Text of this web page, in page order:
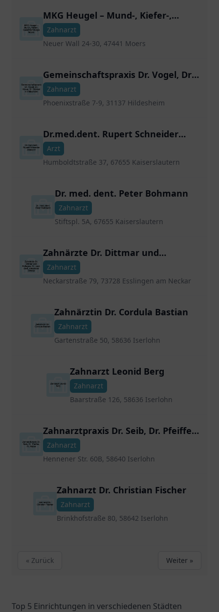
MKG Heugel – Mund-, Kiefer-,
Gesichtschirurgie Moers
Zahnarzt
Neuer Wall 24-30, 47441 Moers
Gemeinschaftspraxis Dr. Vogel, Dr.
Klaue, Dr. Stünkel in Hildesheim
Zahnarzt
Phoenixstraße 7-9, 31137 Hildesheim
Dr.med.dent. Rupert Schneider
Zahnarzt
Arzt
Humboldtstraße 37, 67655 Kaiserslautern
Dr. med. dent. Peter Bohmann
Zahnarzt
Stiftspl. 5A, 67655 Kaiserslautern
Zahnärzte Dr. Dittmar und
Kollegen, Dr. med. dent. Alexander
Dittmar
Zahnarzt
Neckarstraße 79, 73728 Esslingen am Neckar
Zahnärztin Dr. Cordula Bastian
Zahnarzt
Gartenstraße 50, 58636 Iserlohn
Zahnarzt Leonid Berg
Zahnarzt
Baarstraße 126, 58636 Iserlohn
Zahnarztpraxis Dr. Seib, Dr. Pfeiffer,
Fr. Müller
Zahnarzt
Hennener Str. 60B, 58640 Iserlohn
Zahnarzt Dr. Christian Fischer
Zahnarzt
Brinkhofstraße 80, 58642 Iserlohn
« Zurück Weiter »
Top 5 Einrichtungen in verschiedenen Städten